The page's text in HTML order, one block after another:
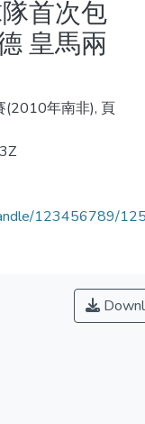
首次包
皇馬兩
(2010年南非), 頁
123456789/